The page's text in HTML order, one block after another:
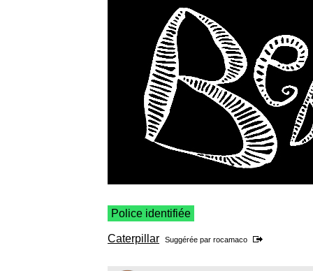
Police identifiée
Caterpillar Suggérée par rocamaco